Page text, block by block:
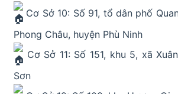
Cơ Sở 10: Số 91, tổ dân phố
Phong Châu, huyện Phù Ninh
Cơ Sở 11: Số 151, khu 5, xã
Sơn